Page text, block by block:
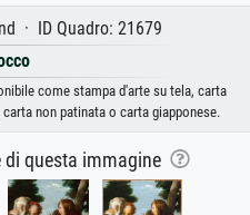
· ID Quadro: 21679
come stampa d'arte su tela, carta
non patinata o carta giapponese.
questa immagine